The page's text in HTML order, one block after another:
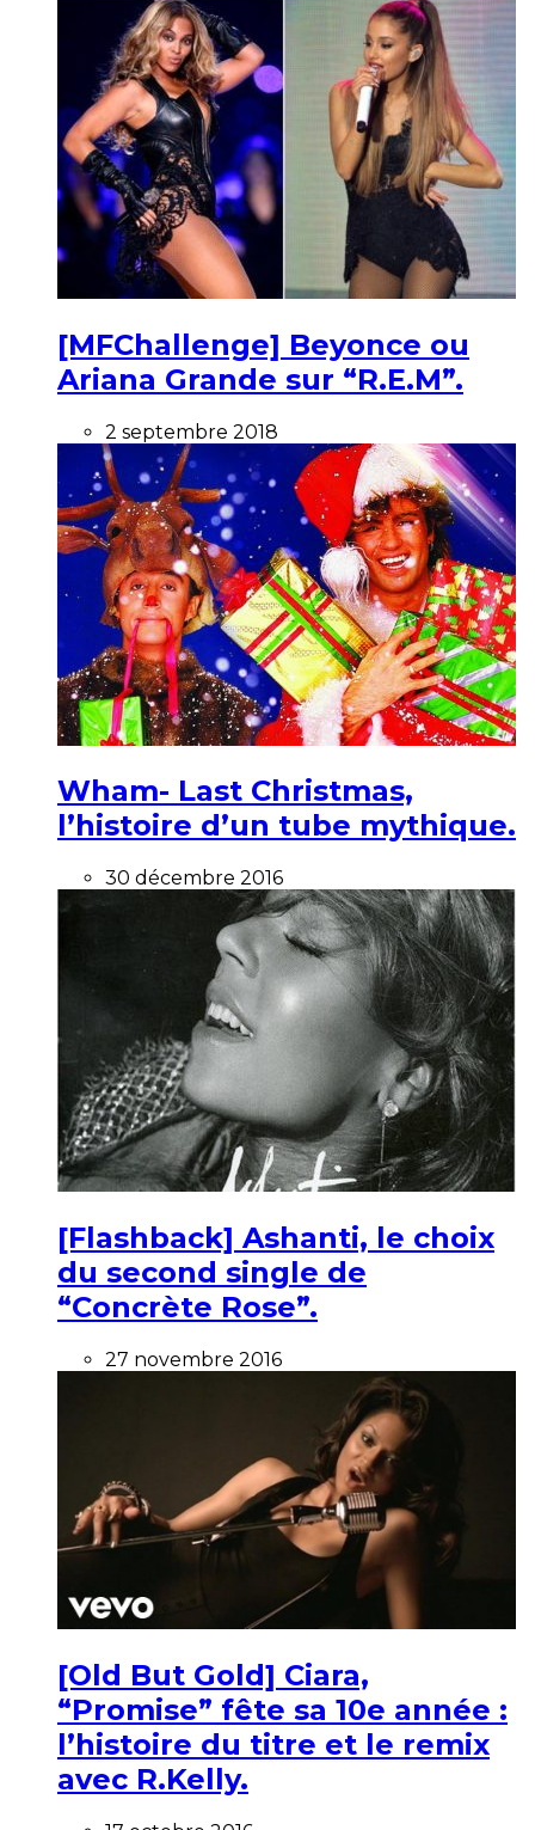
[MFChallenge] Beyonce ou
Ariana Grande sur “R.E.M”.
2 septembre 2018
Wham- Last Christmas,
l’histoire d’un tube mythique.
30 décembre 2016
[Flashback] Ashanti, le choix
du second single de
“Concrète Rose”.
27 novembre 2016
[Old But Gold] Ciara,
“Promise” fête sa 10e année :
l’histoire du titre et le remix
avec R.Kelly.